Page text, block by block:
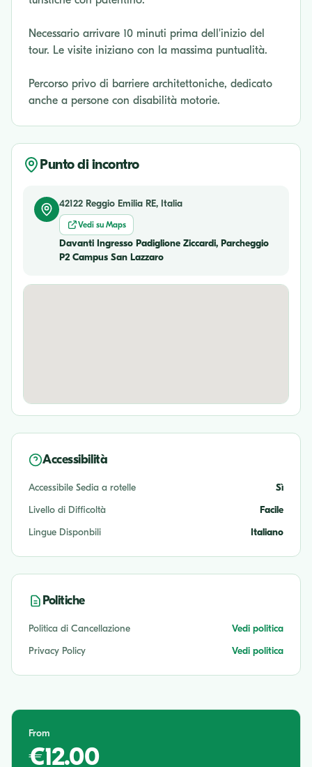
Necessario arrivare 10 minuti prima dell'inizio del
tour. Le visite iniziano con la massima puntualità.
Percorso privo di barriere architettoniche, dedicato
anche a persone con disabilità motorie.
Punto di incontro
42122 Reggio Emilia RE, Italia
Vedi su Maps
Davanti Ingresso Padiglione Ziccardi, Parcheggio
P2 Campus San Lazzaro
Accessibilità
Accessibile Sedia a rotelle
Sì
Livello di Difficoltà
Facile
Lingue Disponbili
Italiano
Politiche
Politica di Cancellazione
Vedi politica
Privacy Policy
Vedi politica
From
€12.00